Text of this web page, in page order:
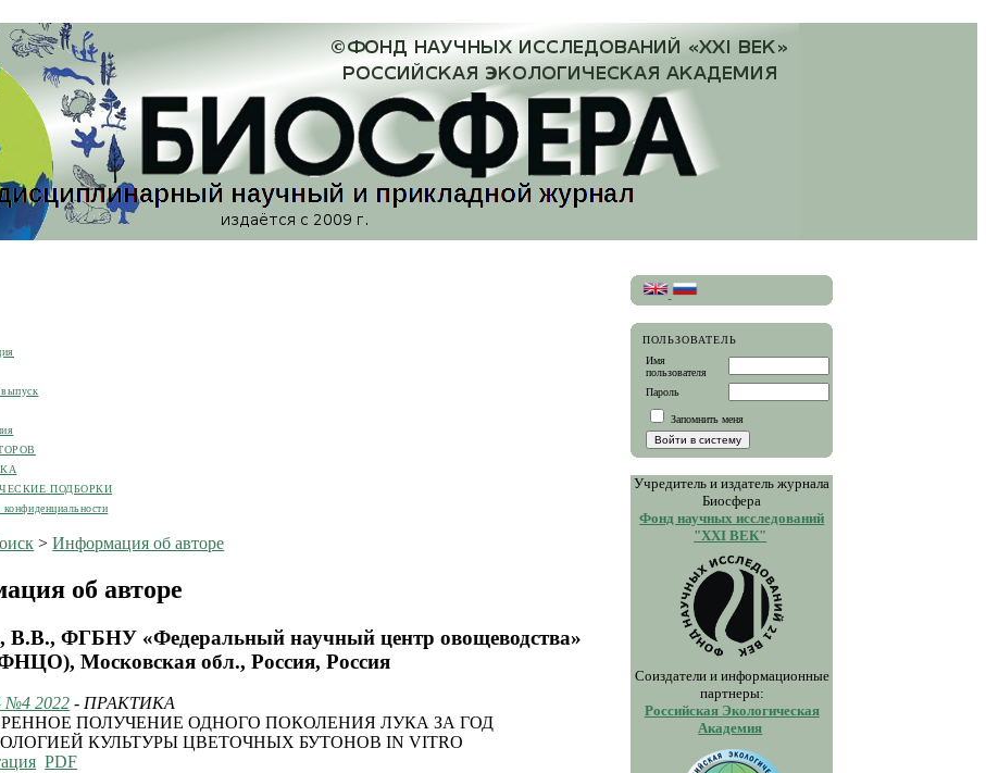
ПОЛЬЗОВАТЕЛЬ
Имя
пользователя
Пароль
Запомнить меня
Учредитель и издатель журнала
Биосфера
Фонд научных исследований
"XXI ВЕК"
Соиздатели и информационные
партнеры:
Российская Экологическая
Академия
ПОДБОРКИ
>Информация об авторе
об авторе
В.В., ФГБНУ «Федеральный научный центр овощеводства»
Московская обл., Россия, Россия
№4 2022 - ПРАКТИКА
ПОЛУЧЕНИЕ ОДНОГО ПОКОЛЕНИЯ ЛУКА ЗА ГОД
КУЛЬТУРЫ ЦВЕТОЧНЫХ БУТОНОВ IN VITRO
PDF